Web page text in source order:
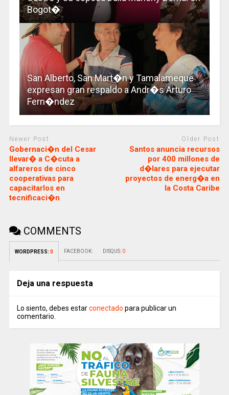
Bogot�
San Alberto, San Mart�n y Tamalameque
expresan gran respaldo a Andr�s Arturo
Fern�ndez
Newer Post
Gobernaci�n del Cesar
llevar� a C�cuta a
alfareros de cinco
cooperativas para
capacitarlos en
tecnificaci�n
Older Post
Santos anuncia recursos
por 400 millones de
d�lares para ejecutar
proyectos de energ�a en
la Costa Caribe
COMMENTS
WORDPRESS: 0 FACEBOOK: DISQUS: 0
Deja una respuesta
Lo siento, debes estarconectado para publicar un
comentario.